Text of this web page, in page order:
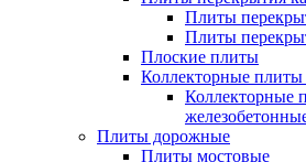
Плиты
Плиты
Плоские плиты
Коллекторные плиты
Коллекторные
Плиты дорожные
Плиты мостовые